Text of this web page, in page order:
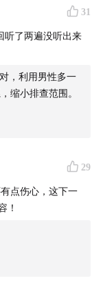
手段正在疯狂
组建了一支预
坐镇，专门处理
犯的海量对话中
出现。
事：一个发生
31
听了两遍没听出来
，利用男性多一
缩小排查范围。
29
点伤心，这下一
！